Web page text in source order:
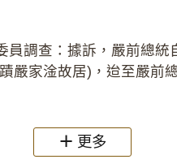
員調查：據訴，嚴前總統
嚴家淦故居)，迨至嚴前
更多